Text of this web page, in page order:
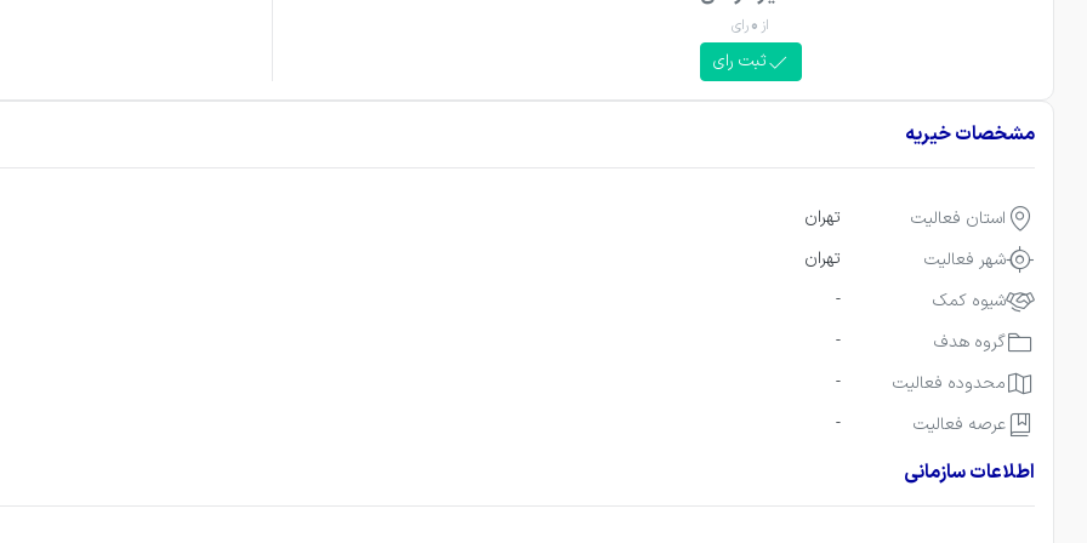
از رای
ثبت رای
مشخصات خیریه
استان فعالیت
تهران
شهر فعالیت
تهران
شیوه کمک
-
گروه هدف
-
محدوده فعالیت
-
عرصه فعالیت
-
اطلاعات سازمانی